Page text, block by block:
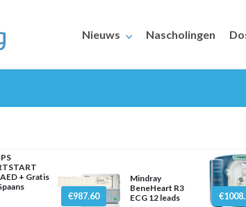
Nieuws Nascholingen
+ Gratis
€987.60
Mindray
BeneHeart R3
ECG 12 leads